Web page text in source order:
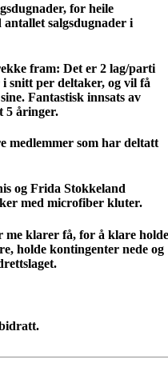
for heile
salgsdugnader i
fram: Det er 2 lag/parti
snitt per deltaker, og vil få
Fantastisk innsats av
5 åringer.
medlemmer som har deltatt
og Frida Stokkeland
med microfiber kluter.
me klarer få, for å klare holde
holde kontingenter nede og